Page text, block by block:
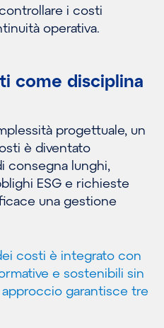
i costi
operativa.
come disciplina
progettuale, un
è diventato
consegna lunghi,
ESG e richieste
una gestione
costi è integrato con
e sostenibili sin
garantisce tre